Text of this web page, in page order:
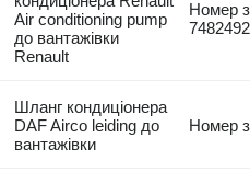
Air conditioning pump
до вантажівки
Renault
Номер
Шланг кондиціонера
DAF Airco leiding до
вантажівки
Номер